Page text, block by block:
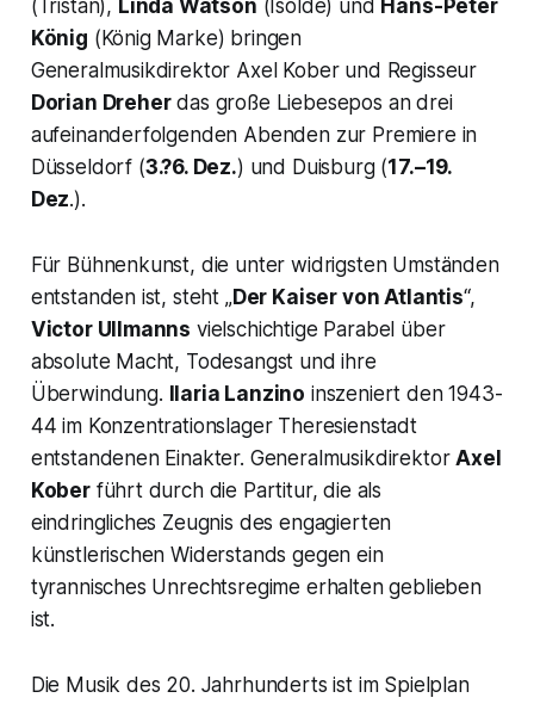
(Tristan), Linda Watson (Isolde) und Hans-Peter
König (König Marke) bringen
Generalmusikdirektor Axel Kober und Regisseur
Dorian Dreherdas große Liebesepos an drei
aufeinanderfolgenden Abenden zur Premiere in
Düsseldorf (3.?6. Dez.) und Duisburg (17.–19.
Dez.).
Für Bühnenkunst, die unter widrigsten Umständen
entstanden ist, steht „Der Kaiser von Atlantis“,
Victor Ullmanns vielschichtige Parabel über
absolute Macht, Todesangst und ihre
Überwindung.
Ilaria Lanzino inszeniert den 1943-
44 im Konzentrationslager Theresienstadt
entstandenen Einakter. GeneralmusikdirektorAxel
Koberführt durch die Partitur, die als
eindringliches Zeugnis des engagierten
künstlerischen Widerstands gegen ein
tyrannisches Unrechtsregime erhalten geblieben
ist.
Die Musik des 20. Jahrhunderts ist im Spielplan